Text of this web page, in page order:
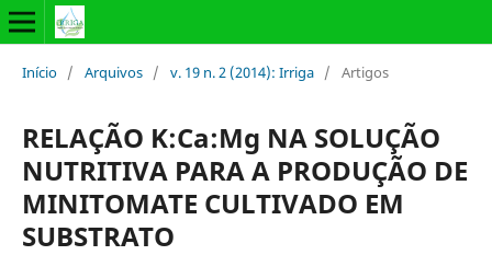
Início / Arquivos / v. 19 n. 2 (2014): Irriga / Artigos
RELAÇÃO K:Ca:Mg NA SOLUÇÃO
NUTRITIVA PARA A PRODUÇÃO DE
MINITOMATE CULTIVADO EM
SUBSTRATO